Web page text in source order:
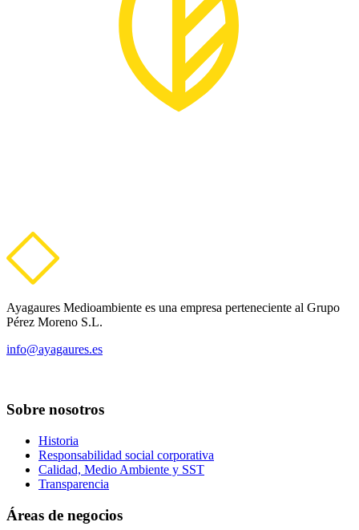
Ayagaures Medioambiente es una empresa perteneciente al Grupo
Pérez Moreno S.L.
info@ayagaures.es
Sobre nosotros
Historia
Responsabilidad social corporativa
Calidad, Medio Ambiente y SST
Transparencia
Áreas de negocios